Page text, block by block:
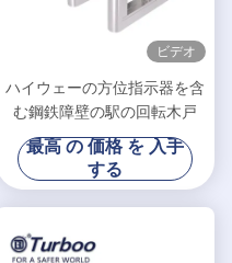
ビデオ
ハイウェーの方位指示器を含
む鋼鉄障壁の駅の回転木戸
最高 の 価格 を 入手
する